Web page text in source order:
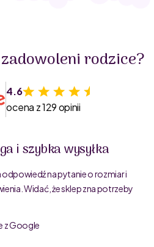
rodzice?
4.6
ocena z 129 opinii
i szybka wysyłka
na pytanie o rozmiar i
Widać, że sklep zna potrzeby
z Google